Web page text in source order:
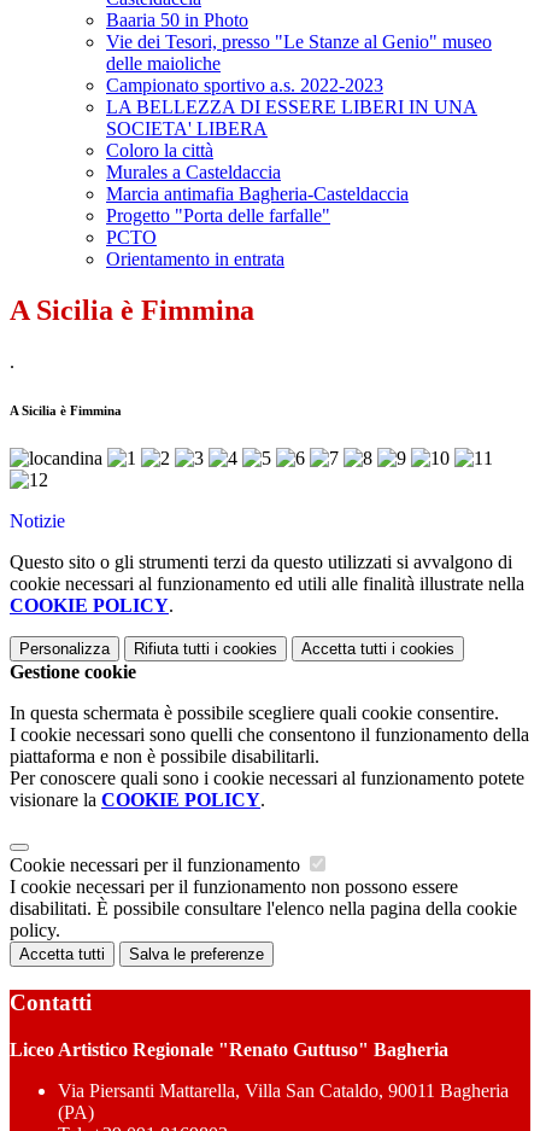
Baaria 50 in Photo
Vie dei Tesori, presso "Le Stanze al Genio" museo
delle maioliche
Campionato sportivo a.s. 2022-2023
LA BELLEZZA DI ESSERE LIBERI IN UNA
SOCIETA' LIBERA
Coloro la città
Murales a Casteldaccia
Marcia antimafia Bagheria-Casteldaccia
Progetto "Porta delle farfalle"
PCTO
Orientamento in entrata
A Sicilia è Fimmina
.
A Sicilia è Fimmina
Notizie
Questo sito o gli strumenti terzi da questo utilizzati si avvalgono di
cookie necessari al funzionamento ed utili alle finalità illustrate nella
COOKIE POLICY.
Personalizza Rifiuta tutti i cookies Accetta tutti i cookies
Gestione cookie
In questa schermata è possibile scegliere quali cookie consentire.
I cookie necessari sono quelli che consentono il funzionamento della
piattaforma e non è possibile disabilitarli.
Per conoscere quali sono i cookie necessari al funzionamento potete
visionare la COOKIE POLICY.
Cookie necessari per il funzionamento
I cookie necessari per il funzionamento non possono essere
disabilitati. È possibile consultare l'elenco nella pagina della cookie
policy.
Accetta tutti Salva le preferenze
Contatti
Liceo Artistico Regionale "Renato Guttuso" Bagheria
Via Piersanti Mattarella, Villa San Cataldo, 90011 Bagheria
(PA)